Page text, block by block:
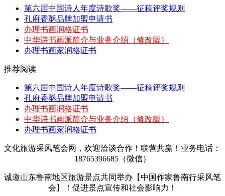
第六届中国诗人年度诗歌奖——征稿评奖规则
孔府香酥品牌加盟申请书
办理书画润格证书
中华诗书画派简介与业务介绍（修改版）
办理书画家润格证书
推荐阅读
第六届中国诗人年度诗歌奖——征稿评奖规则
孔府香酥品牌加盟申请书
办理书画润格证书
中华诗书画派简介与业务介绍（修改版）
办理书画家润格证书
文化旅游采风笔会网，欢迎洽谈合作！联营共赢！业务电话：
18765396685（微信）
诚邀山东鲁南地区旅游景点共同举办【中国作家鲁南行采风笔
会】！促进景点宣传和社会影响力！